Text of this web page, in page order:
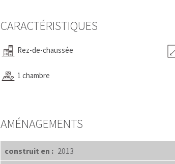
CARACTÉRISTIQUES
Rez-de-chaussée
1 chambre
AMÉNAGEMENTS
construit en : 2013